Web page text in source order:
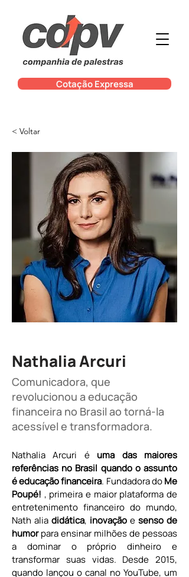
Cotação Expressa
< Voltar
Nathalia Arcuri
Comunicadora, que
revolucionou a educação
financeira no Brasil ao torná-la
acessível e transformadora.
Nathalia Arcuri é uma das maiores
referências no Brasil quando o assunto
é educação financeira. Fundadora do Me
Poupé! , primeira e maior plataforma de
entretenimento financeiro do mundo,
Nath alia didática, inovação e senso de
humor para ensinar milhões de pessoas
a dominar o próprio dinheiro e
transformar suas vidas. Desde 2015,
quando lançou o canal no YouTube, um